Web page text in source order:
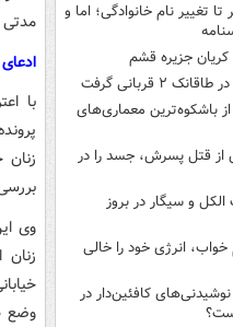
تغییر نام خانوادگی؛ اما و
کریان جزیره قشم
۲ قربانی گرفت
باشکوه‌ترین معماری‌های
قتل پسرش، جسد را در
و سیگار در بروز
انرژی خود را خالی
کافئین‌دار در
با
وی
وضع